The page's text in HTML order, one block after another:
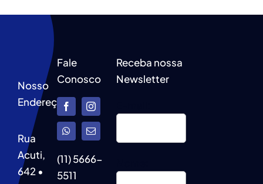
Nosso
Endereço
Rua
Acuti,
642 •
Fale
Conosco
(11) 5666-
5511
Receba nossa
Newsletter